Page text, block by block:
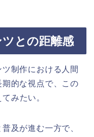
との距離感
制作における人間
的な視点で、この
みたい。
及が進む一方で、